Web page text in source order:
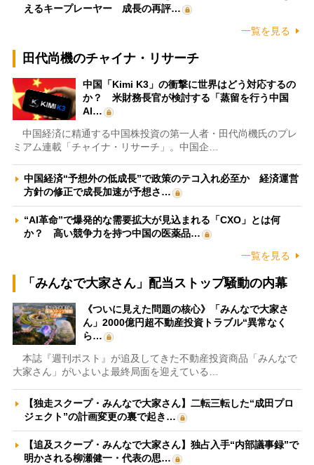
えるキープレーヤー 成長の再評…
一覧を見る
田代尚機のチャイナ・リサーチ
中国「Kimi K3」の衝撃に世界はどう対応するの
か？ 米財務長官が検討する「蒸留を行う中国
AI…
中国経済に精通する中国株投資の第一人者・田代尚機氏のプレ
ミアム連載「チャイナ・リサーチ」。中国企…
中国経済“予想外の低成長”で政策のテコ入れ必至か 経済運営
方針の修正で成長加速が予想さ…
“AI革命”で爆発的な需要拡大が見込まれる「CXO」とは何
か？ 高い競争力を持つ中国の医薬品…
一覧を見る
「みんなで大家さん」配当ストップ騒動の内幕
《ついに見えた問題の核心》「みんなで大家さ
ん」2000億円超不動産投資トラブル“異常なく
ら…
本誌『週刊ポスト』が追及してきた不動産投資商品「みんなで
大家さん」がいよいよ最終局面を迎えている…
【独走スクープ・みんなで大家さん】二転三転した“成田プロ
ジェクト”の計画変更の裏で起き…
【追及スクープ・みんなで大家さん】独占入手“内部議事録”で
明かされる柳瀬健一・代表の思…